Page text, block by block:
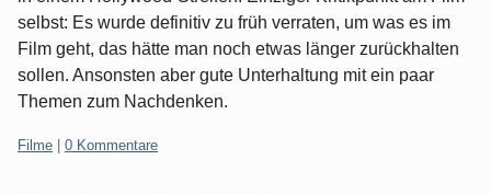
selbst: Es wurde definitiv zu früh verraten, um was es im
Film geht, das hätte man noch etwas länger zurückhalten
sollen. Ansonsten aber gute Unterhaltung mit ein paar
Themen zum Nachdenken.
Kategorien:
Filme 0 Kommentare